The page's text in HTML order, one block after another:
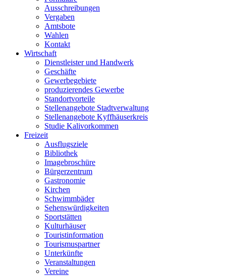
Ausschreibungen
Vergaben
Amtsbote
Wahlen
Kontakt
Wirtschaft
Dienstleister und Handwerk
Geschäfte
Gewerbegebiete
produzierendes Gewerbe
Standortvorteile
Stellenangebote Stadtverwaltung
Stellenangebote Kyffhäuserkreis
Studie Kalivorkommen
Freizeit
Ausflugsziele
Bibliothek
Imagebroschüre
Bürgerzentrum
Gastronomie
Kirchen
Schwimmbäder
Sehenswürdigkeiten
Sportstätten
Kulturhäuser
Touristinformation
Tourismuspartner
Unterkünfte
Veranstaltungen
Vereine